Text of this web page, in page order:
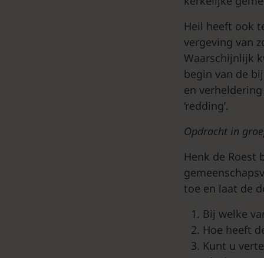
Heil heeft ook
vergeving van
Waarschijnlijk
begin van de
en
‘redding’.
Opdracht in
Henk de Roest
toe en laat de
Bij welke
Hoe heeft
Kunt u